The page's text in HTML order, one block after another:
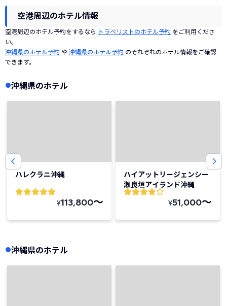
空港周辺のホテル情報
空港周辺のホテル予約をするなら トラベリストのホテル予約 をご利用くださ
い。
沖縄県のホテル予約 や 沖縄県のホテル予約 のそれぞれのホテル情報をご確認
できます。
沖縄県のホテル
ハレクラニ沖縄
¥113,800〜
ハイアットリージェンシー
瀬良垣アイランド沖縄
¥51,000〜
沖縄県のホテル